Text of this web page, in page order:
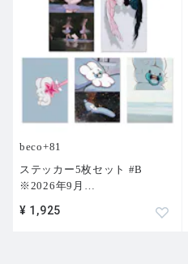
beco+81
ステッカー5枚セット #B
※2026年9月
¥ 1,925